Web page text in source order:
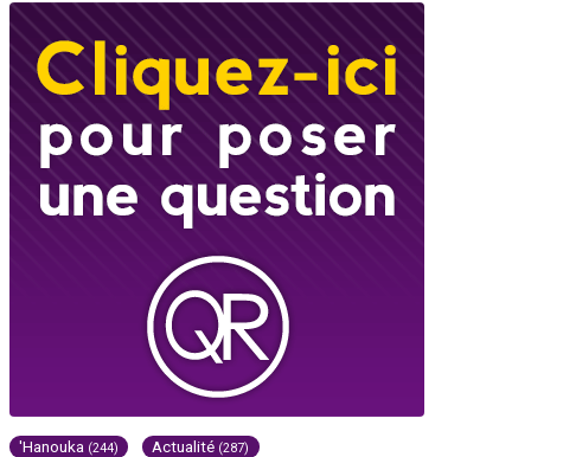
'Hanouka (244) Actualité (287)